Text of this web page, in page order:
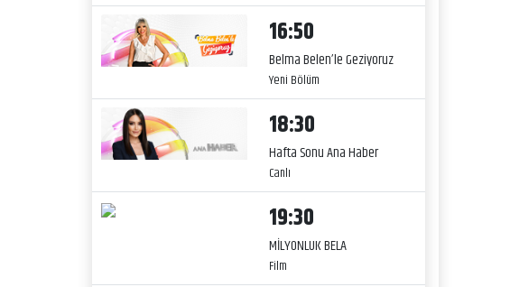
16:50
Belma Belen’le Geziyoruz
Yeni Bölüm
18:30
Hafta Sonu Ana Haber
Canlı
19:30
MİLYONLUK BELA
Film